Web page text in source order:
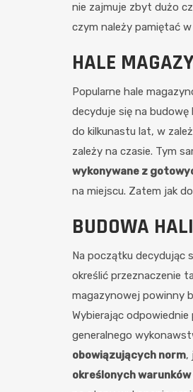
nie zajmuje zbyt dużo
czym należy pamiętać
HALE
Popularne hale
decyduje się na
do kilkunastu lat, w
zależy na czasie. Tym
wykonywane z
na miejscu. Zatem jak
BUDOWA
Na początku decydując
określić przeznaczenie
magazynowej powinny
Wybierając
generalnego
obowiązujących norm,
określonych